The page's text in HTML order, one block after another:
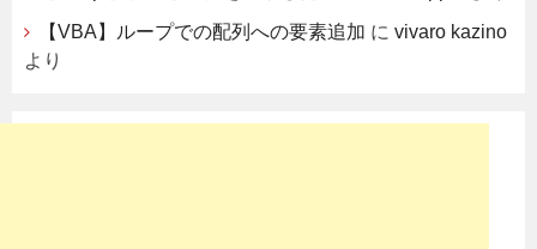
【VBA】ループでの配列への要素追加 に vivaro kazino
より